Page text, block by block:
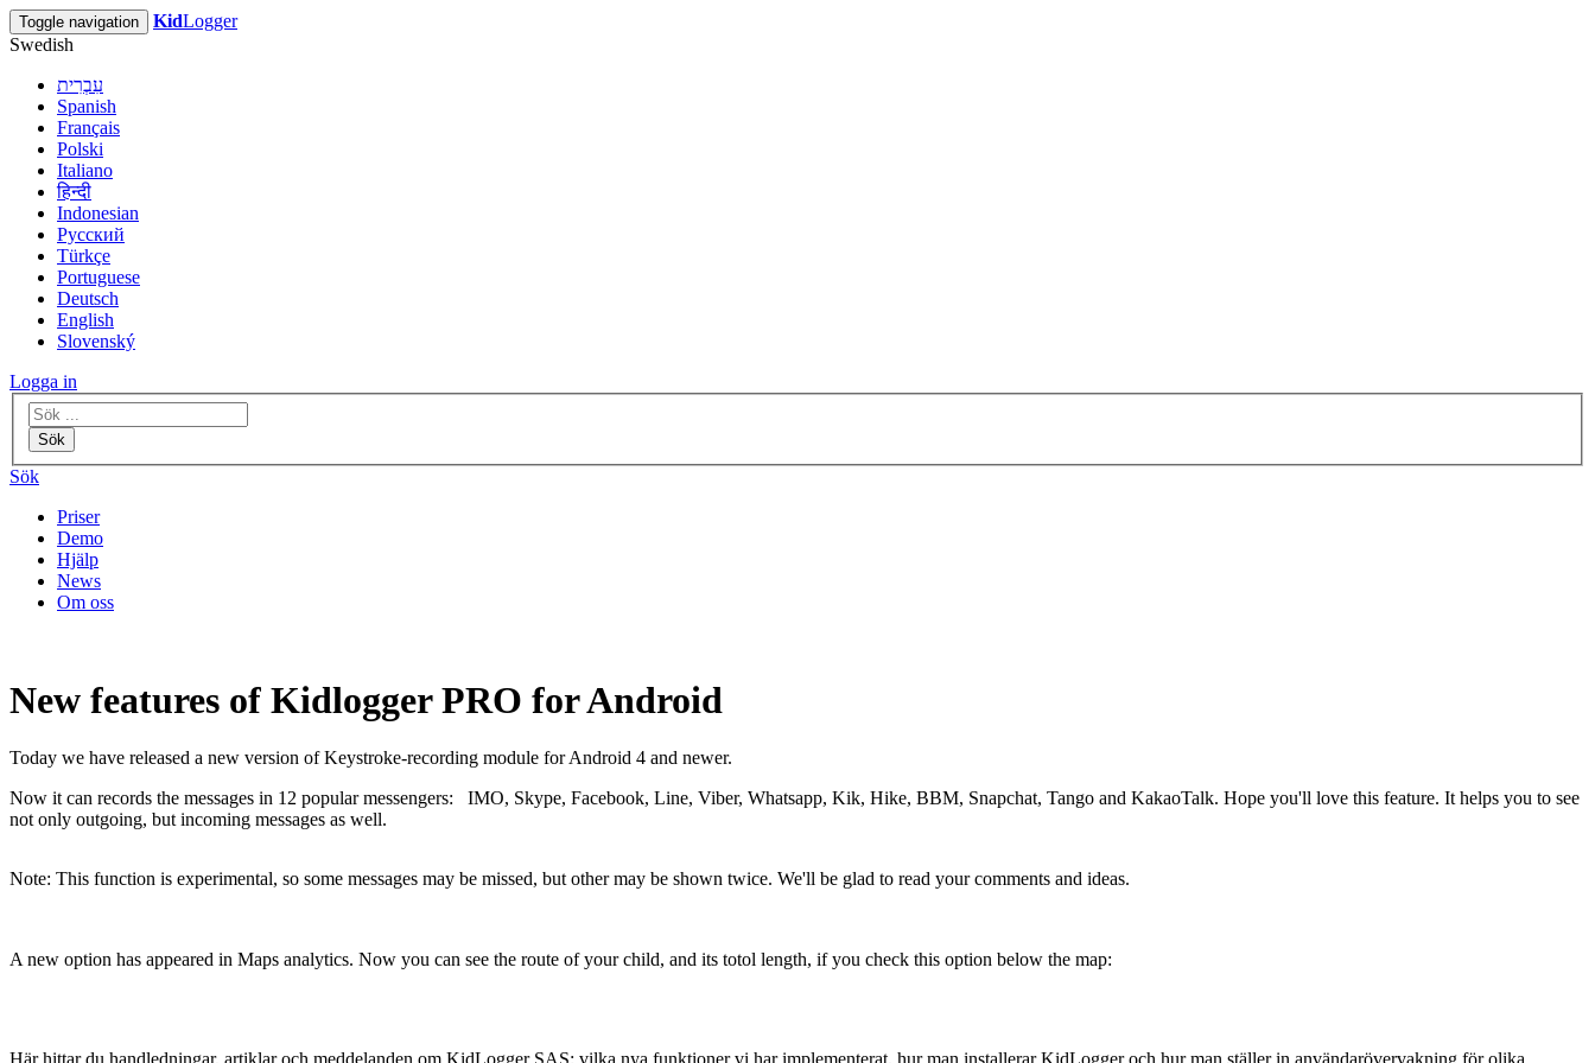
Toggle navigation KidLogger
Swedish
עִבְרִית
Spanish
Français
Polski
Italiano
हिन्दी
Indonesian
Русский
Türkçe
Portuguese
Deutsch
English
Slovenský
Logga in
Sök
Sök
Priser
Demo
Hjälp
News
Om oss
New features of Kidlogger PRO for Android
Today we have released a new version of Keystroke-recording module for Android 4 and newer.
Now it can records the messages in 12 popular messengers: IMO, Skype, Facebook, Line, Viber, Whatsapp, Kik, Hike, BBM, Snapchat, Tango and KakaoTalk. Hope you'll love this feature. It helps you to see
not only outgoing, but incoming messages as well.
Note: This function is experimental, so some messages may be missed, but other may be shown twice. We'll be glad to read your comments and ideas.
A new option has appeared in Maps analytics. Now you can see the route of your child, and its totol length, if you check this option below the map: